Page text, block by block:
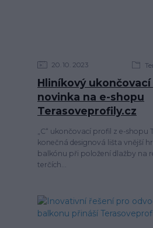
20 10 2023
Hliníkový ukončovací
novinka na e-shopu
Terasoveprofily.cz
„C“ ukončovací profil z e-shopu
konečná designová lišta vnější
balkónu při položení dlažby na
terčích...